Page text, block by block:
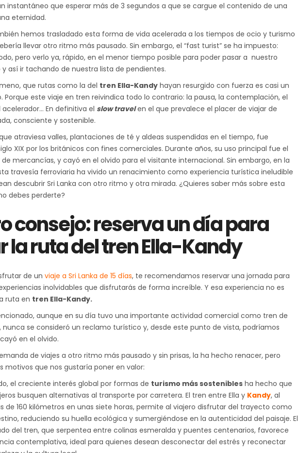
instantáneo que esperar más de 3 segundos a que se cargue el contenido de una
eternidad.
hemos trasladado esta forma de vida acelerada a los tiempos de ocio y turismo
llevar otro ritmo más pausado. Sin embargo, el “fast turist” se ha impuesto:
pero verlo ya, rápido, en el menor tiempo posible para poder pasar a nuestro
así ir tachando de nuestra lista de pendientes.
que rutas como la del tren Ella-Kandy hayan resurgido con fuerza es casi un
Porque este viaje en tren reivindica todo lo contrario: la pausa, la contemplación, el
En definitiva el slow travelen el que prevalece el placer de viajar de
consciente y sostenible.
atraviesa valles, plantaciones de té y aldeas suspendidas en el tiempo, fue
XIX por los británicos con fines comerciales. Durante años, su uso principal fue el
mercancías, y cayó en el olvido para el visitante internacional. Sin embargo, en la
travesía ferroviaria ha vivido un renacimiento como experiencia turística ineludible
descubrir Sri Lanka con otro ritmo y otra mirada. ¿Quieres saber más sobre esta
debes perderte?
consejo: reserva un día para
la ruta del tren Ella-Kandy
de un viaje a Sri Lanka de 15 días, te recomendamos reservar una jornada para
inolvidables que disfrutarás de forma increíble. Y esa experiencia no es
ruta en tren Ella-Kandy.
aunque en su día tuvo una importante actividad comercial como tren de
se consideró un reclamo turístico y, desde este punto de vista, podríamos
en el olvido.
de viajes a otro ritmo más pausado y sin prisas, la ha hecho renacer, pero
motivos que nos gustaría poner en valor:
el creciente interés global por formas de turismo más sostenibles ha hecho que
busquen alternativas al transporte por carretera. El tren entre Ella y Kandy, al
de 160 kilómetros en unas siete horas, permite al viajero disfrutar del trayecto como
reduciendo su huella ecológica y sumergiéndose en la autenticidad del paisaje. El
del tren, que serpentea entre colinas esmeralda y puentes centenarios, favorece
contemplativa, ideal para quienes desean desconectar del estrés y reconectar